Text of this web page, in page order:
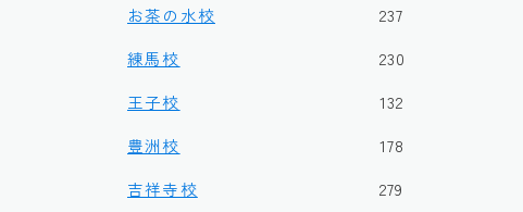
お茶の水校
237
練馬校
230
王子校
132
豊洲校
178
吉祥寺校
279